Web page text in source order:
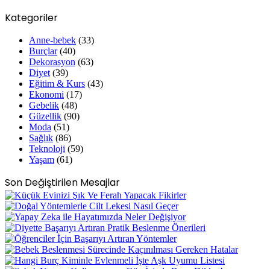
Kategoriler
Anne-bebek (33)
Burçlar(40)
Dekorasyon (63)
Diyet (39)
Eğitim & Kurs (43)
Ekonomi (17)
Gebelik (48)
Güzellik (90)
Moda (51)
Sağlık (86)
Teknoloji (59)
Yaşam (61)
Son Değiştirilen Mesajlar